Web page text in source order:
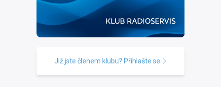
Již jste členem klubu? Přihlašte se